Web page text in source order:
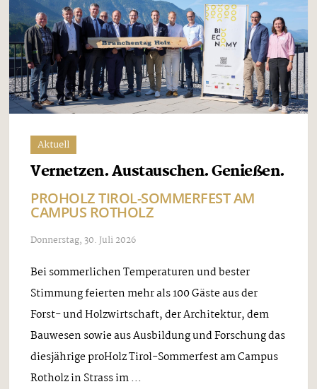
Aktuell
Vernetzen. Austauschen. Genießen.
PROHOLZ TIROL-SOMMERFEST AM
CAMPUS ROTHOLZ
Donnerstag, 30. Juli 2026
Bei sommerlichen Temperaturen und bester
Stimmung feierten mehr als 100 Gäste aus der
Forst- und Holzwirtschaft, der Architektur, dem
Bauwesen sowie aus Ausbildung und Forschung das
diesjährige proHolz Tirol-Sommerfest am Campus
Rotholz in Strass im ...